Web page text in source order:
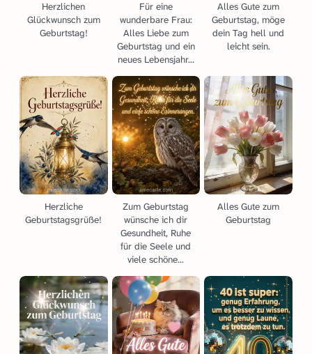
Herzlichen
Glückwunsch zum
Geburtstag!
Für eine
wunderbare Frau:
Alles Liebe zum
Geburtstag und ein
neues Lebensjahr...
Alles Gute zum
Geburtstag, möge
dein Tag hell und
leicht sein.
Herzliche
Geburtstagsgrüße!
Zum Geburtstag
wünsche ich dir
Gesundheit, Ruhe
für die Seele und
viele schöne...
Alles Gute zum
Geburtstag